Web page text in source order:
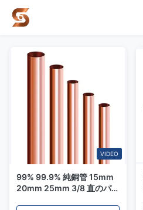
VIDEO
99% 99.9% 純銅管 15mm
20mm 25mm 3/8 直のパン